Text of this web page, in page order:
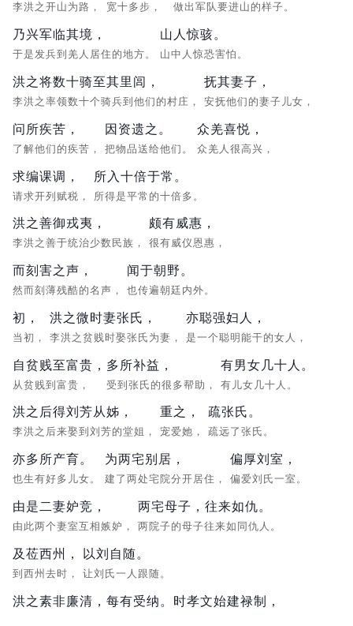
李洪之开山为路， 宽十多步， 做出军队要进山的样子。
乃兴军临其境，
于是发兵到羌人居住的地方。
山人惊骇。
山中人惊恐害怕。
洪之将数十骑至其里闾，
李洪之率领数十个骑兵到他们的村庄，
抚其妻子，
安抚他们的妻子儿女，
问所疾苦，
了解他们的疾苦，
因资遗之。
把物品送给他们。
众羌喜悦，
众羌人很高兴，
求编课调，
请求开列赋税，
所入十倍于常。
所得是平常的十倍多。
洪之善御戎夷，
李洪之善于统治少数民族，
颇有威惠，
很有威仪恩惠，
而刻害之声，
然而刻薄残酷的名声，
闻于朝野。
也传遍朝廷内外。
初，
当初，
洪之微时妻张氏，
李洪之贫贱时娶张氏为妻，
亦聪强妇人，
是一个聪明能干的女人，
自贫贱至富贵，
从贫贱到富贵，
多所补益，
受到张氏的很多帮助，
有男女几十人。
有儿女几十人。
洪之后得刘芳从姊，
李洪之后来娶到刘芳的堂姐，
重之，
宠爱她，
疏张氏。
疏远了张氏。
亦多所产育。
也生有好多儿女。
为两宅别居，
建了两处宅院分开居住，
偏厚刘室，
偏爱刘氏一室。
由是二妻妒竞，
由此两个妻室互相嫉妒，
两宅母子，往来如仇。
两院子的母子往来如同仇人。
及莅西州，
到西州去时，
以刘自随。
让刘氏一人跟随。
洪之素非廉清， 每有受纳。 时孝文始建禄制，